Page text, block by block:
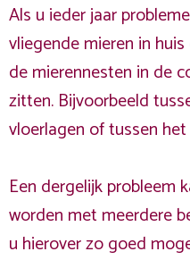
Als u ieder jaar
vliegende mieren in
de mierennesten in de
zitten. Bijvoorbeeld
vloerlagen of tussen
Een dergelijk probleem
worden met meerdere
u hierover zo goed